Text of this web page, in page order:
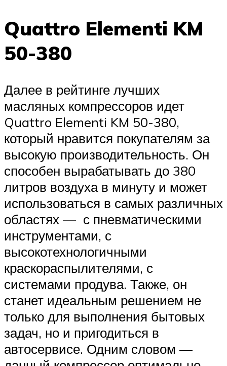
Quattro Elementi KM
50-380
Далее в рейтинге лучших
масляных компрессоров идет
Quattro Elementi KM 50-380,
который нравится покупателям за
высокую производительность. Он
способен вырабатывать до 380
литров воздуха в минуту и может
использоваться в самых различных
областях — с пневматическими
инструментами, с
высокотехнологичными
краскораспылителями, с
системами продува. Также, он
станет идеальным решением не
только для выполнения бытовых
задач, но и пригодиться в
автосервисе. Одним словом —